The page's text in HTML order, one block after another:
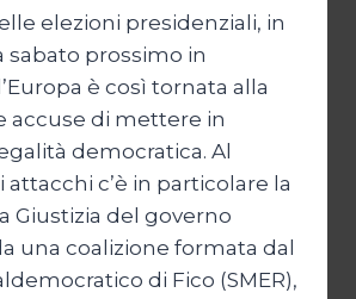
elezioni presidenziali, in
prossimo in
è così tornata alla
accuse di mettere in
democratica. Al
c’è in particolare la
Giustizia del governo
una coalizione formata dal
di Fico (SMER),